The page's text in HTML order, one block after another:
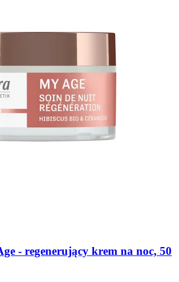
-​ regenerujący krem na noc, 50